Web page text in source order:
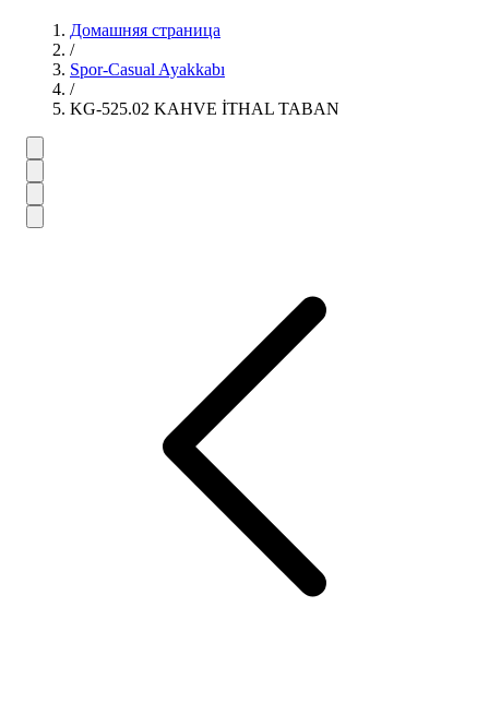
Домашняя страница
/
Spor-Casual Ayakkabı
/
KG-525.02 KAHVE İTHAL TABAN